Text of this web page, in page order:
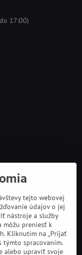
17:00)
tejto webovej
údajov o jej
nástroje a služby
môžu preniesť k
Kliknutím na „Prijať
týmto spracovaním.
alebo upraviť svoje